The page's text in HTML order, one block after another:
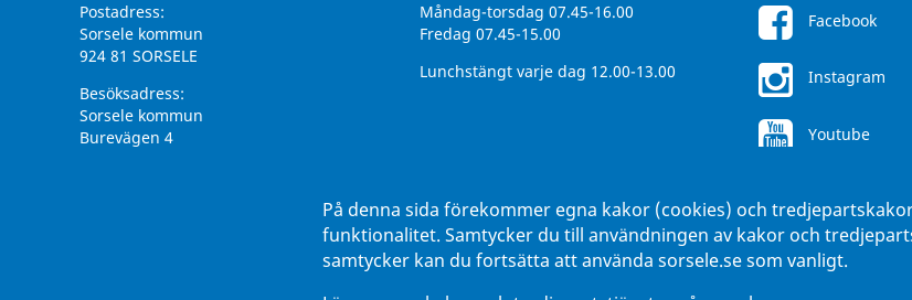
På denna sida förekommer egna kakor (cookies) och
funktionalitet. Samtycker du till användningen av kakor och
samtycker kan du fortsätta att använda sorsele.se som vanligt.
Postadress:
Sorsele kommun
924 81 SORSELE
Besöksadress:
Sorsele kommun
Burevägen 4
Måndag-torsdag 07.45-16.00
Fredag 07.45-15.00
Lunchstängt varje dag 12.00-13.00
Facebook
Instagram
Youtube